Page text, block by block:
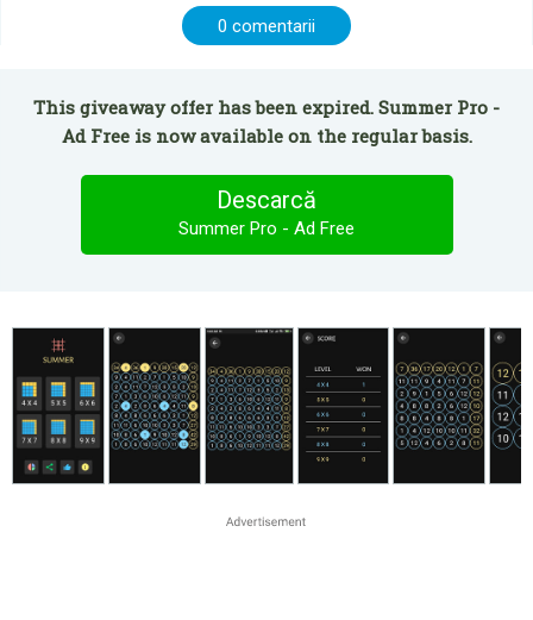
0 comentarii
This giveaway offer has been expired. Summer Pro -
Ad Free is now available on the regular basis.
Descarcă
Summer Pro - Ad Free